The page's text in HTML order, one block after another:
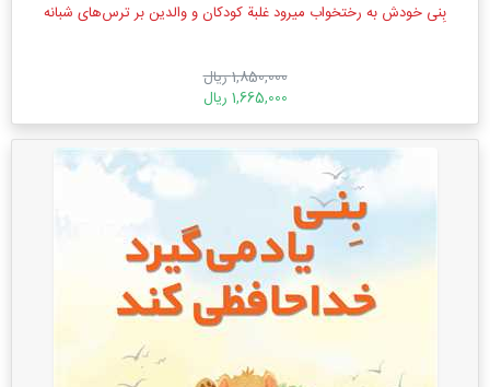
بِنی خودش به رختخواب میرود غلبة کودکان و والدین بر ترس‌های شبانه
1,850,000 ریال
1,665,000 ریال